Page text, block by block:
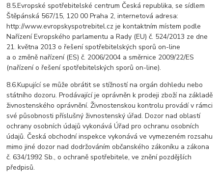
8.5.Evropské spotřebitelské centrum Česká republika, se sídlem
Štěpánská 567/15, 120 00 Praha 2, internetová adresa:
http://www.evropskyspotrebitel.cz je kontaktním místem podle
Nařízení Evropského parlamentu a Rady (EU) č. 524/2013 ze dne
21. května 2013 o řešení spotřebitelských sporů on-line
a o změně nařízení (ES) č. 2006/2004 a směrnice 2009/22/ES
(nařízení o řešení spotřebitelských sporů on-line).
8.6.Kupující se může obrátit se stížností na orgán dohledu nebo
státního dozoru. Prodávající je oprávněn k prodeji zboží na základě
živnostenského oprávnění. Živnostenskou kontrolu provádí v rámci
své působnosti příslušný živnostenský úřad. Dozor nad oblastí
ochrany osobních údajů vykonává Úřad pro ochranu osobních
údajů. Česká obchodní inspekce vykonává ve vymezeném rozsahu
mimo jiné dozor nad dodržováním občanského zákoníku a zákona
č. 634/1992 Sb., o ochraně spotřebitele, ve znění pozdějších
předpisů.